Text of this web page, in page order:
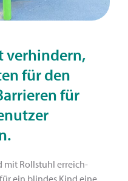
verhindern,
für den
für
mit Rollstuhl erreich­